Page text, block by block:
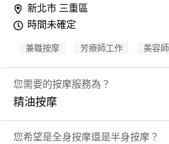
新北市 三重區
時間未確定
兼職按摩 芳療師工作 美容師
您需要的按摩服務為？
精油按摩
您希望是全身按摩還是半身按摩？